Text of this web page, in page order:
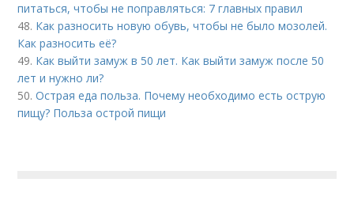
питаться, чтобы не поправляться: 7 главных правил
48. Как разносить новую обувь, чтобы не было мозолей.
Как разносить её?
49. Как выйти замуж в 50 лет. Как выйти замуж после 50
лет и нужно ли?
50.Острая еда польза. Почему необходимо есть острую
пищу? Польза острой пищи